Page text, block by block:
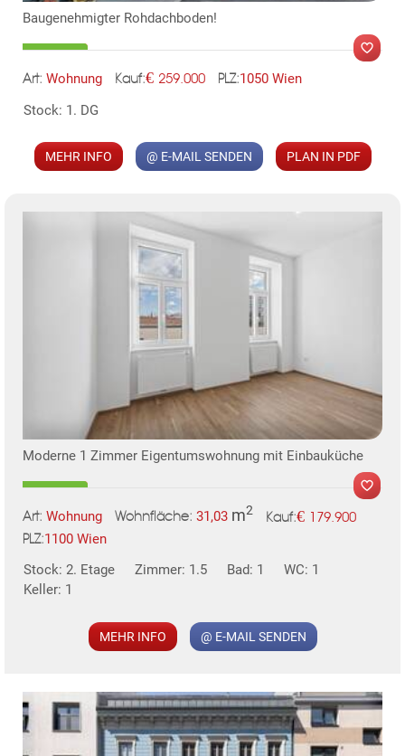
MER
Baugenehmigter Rohdachboden!
Art: Wohnung Kauf:€ 259.000 PLZ:1050 Wien
Stock: 1. DG
MEHR INFO @ E-MAIL SENDEN PLAN IN PDF
Moderne 1 Zimmer Eigentumswohnung mit Einbauküche
Art: Wohnung Wohnfläche: 31,03 m2 Kauf:€ 179.900
PLZ:1100 Wien
Stock: 2. Etage
Zimmer: 1.5 Bad: 1
WC: 1
Keller: 1
MEHR INFO @ E-MAIL SENDEN